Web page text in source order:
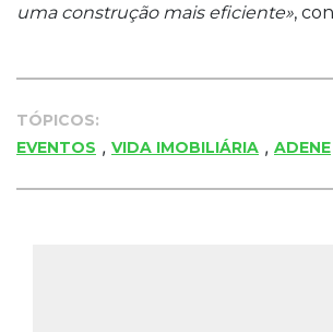
uma construção mais eficiente»,
TÓPICOS:
EVENTOS , VIDA IMOBILIÁRIA , ADENE